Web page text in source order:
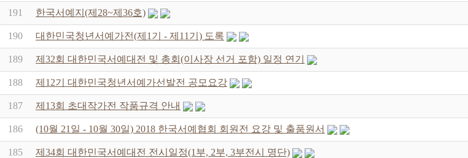
191 한국서예지(제28~제36호)
190 대한민국청년서예가전(제1기 - 제11기) 도록
189 제32회 대한민국서예대전 및 총회(이사장 선거 포함) 일정 연기
188 제12기 대한민국청년서예가선발전 공모요강
187 제13회 초대작가전 작품규격 안내
186 (10월 21일 - 10월 30일) 2018 한국서예협회 회원전 요강 및 출품원서
185 제34회 대한민국서예대전 전시일정(1부, 2부, 3부전시 명단)